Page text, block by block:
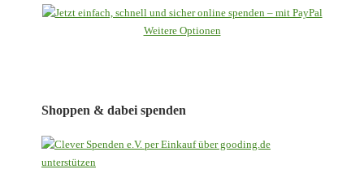
Weitere Optionen
Shoppen & dabei spenden